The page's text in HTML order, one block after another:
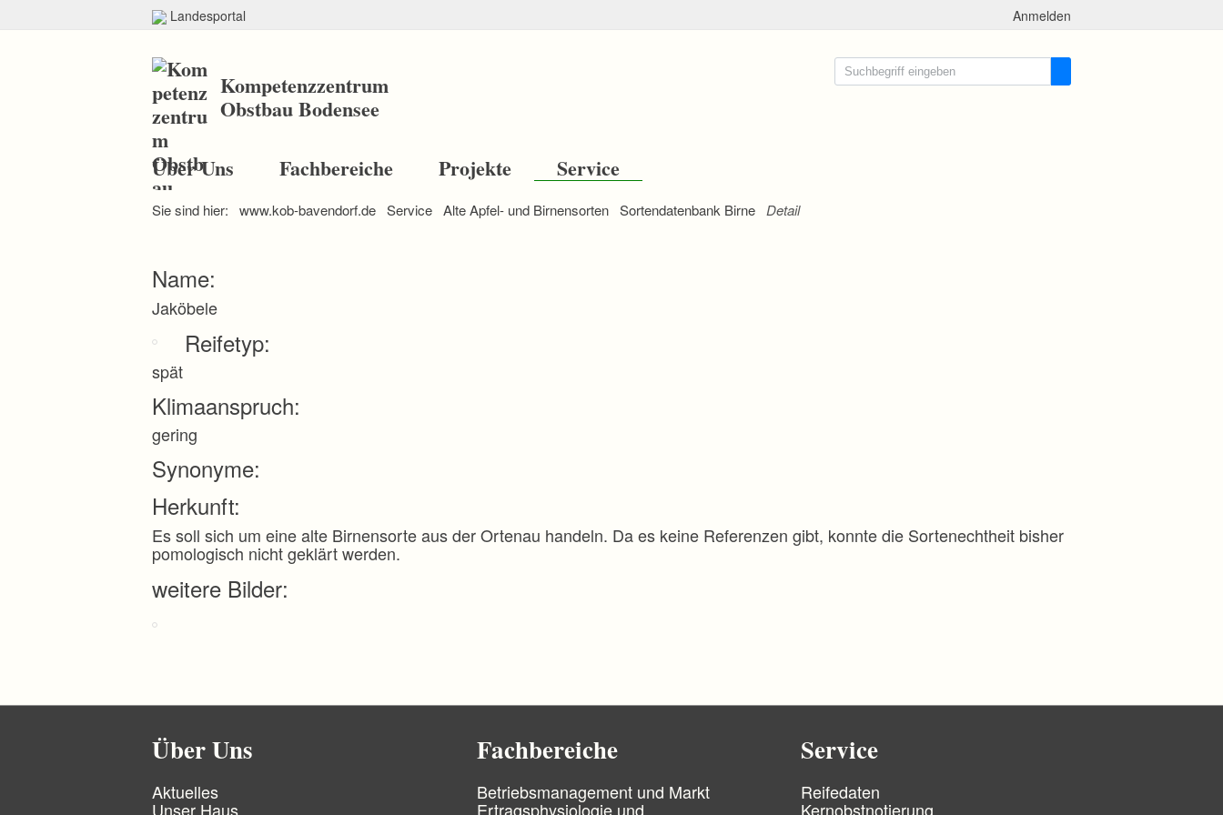
Landesportal Anmelden
Kompetenzzentrum
Obstbau Bodensee
N
a
v
i
g
o
n
ü
e
s
p
r
n
g
e
Über Uns Fachbereiche Projekte Service
Sie sind hier: www.kob-bavendorf.de Service Alte Apfel- und Birnensorten Sortendatenbank Birne Detail
Name:
Jaköbele
Reifetyp:
spät
Klimaanspruch:
gering
Synonyme:
Herkunft:
Es soll sich um eine alte Birnensorte aus der Ortenau handeln. Da es keine Referenzen gibt, konnte die Sortenechtheit bisher
pomologisch nicht geklärt werden.
weitere Bilder:
Über Uns
N
a
Aktuelles
Unser Haus
Fachbereiche
N
a
Betriebsmanagement und Markt
Ertragsphysiologie und
Service
N
a
Reifedaten
Kernobstnotierung